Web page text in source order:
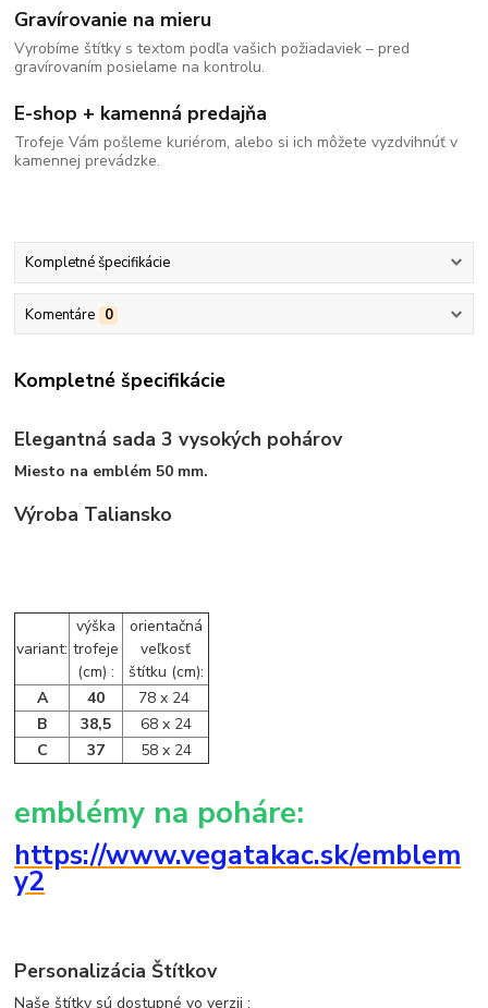
Gravírovanie na mieru
Vyrobíme štítky s textom podľa vašich požiadaviek – pred
gravírovaním posielame na kontrolu.
E-shop + kamenná predajňa
Trofeje Vám pošleme kuriérom, alebo si ich môžete vyzdvihnúť v
kamennej prevádzke.
Kompletné špecifikácie
Komentáre 0
Kompletné špecifikácie
Elegantná sada 3 vysokých pohárov
Miesto na emblém 50 mm.
Výroba Taliansko
variant:
výška
trofeje
(cm) :
orientačná
veľkosť
štítku (cm):
A
40
78 x 24
B
38,5
68 x 24
C
37 58 x 24
emblémy na poháre:
https://www.vegatakac.sk/emblem
y2
Personalizácia Štítkov
Naše štítky sú dostupné vo verzii :